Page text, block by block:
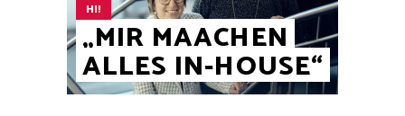
HI!
„MIR MAACHEN
ALLES IN-HOUSE“